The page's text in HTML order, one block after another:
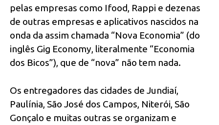
pelas empresas como Ifood, Rappi e dezenas
de outras empresas e aplicativos nascidos na
onda da assim chamada “Nova Economia” (do
inglês Gig Economy, literalmente “Economia
dos Bicos”), que de “nova” não tem nada.
Os entregadores das cidades de Jundiaí,
Paulínia, São José dos Campos, Niterói, São
Gonçalo e muitas outras se organizam e